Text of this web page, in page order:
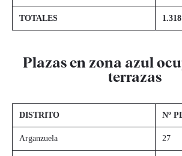
TOTALES 1.318
Plazas en zona azul
terrazas
DISTRITO Nº
Arganzuela 27